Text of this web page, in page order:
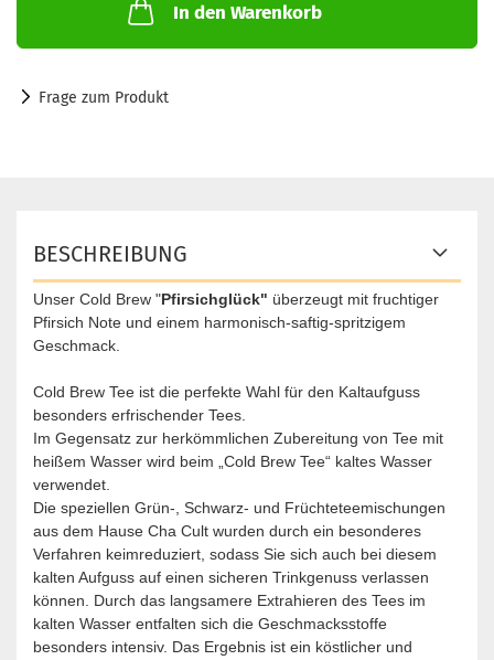
In den Warenkorb
Frage zum Produkt
BESCHREIBUNG
Unser Cold Brew "Pfirsichglück" überzeugt mit fruchtiger
Pfirsich Note und einem harmonisch-saftig-spritzigem
Geschmack.
Cold Brew Tee ist die perfekte Wahl für den Kaltaufguss
besonders erfrischender Tees.
Im Gegensatz zur herkömmlichen Zubereitung von Tee mit
heißem Wasser wird beim „Cold Brew Tee“ kaltes Wasser
verwendet.
Die speziellen Grün-, Schwarz- und Früchteteemischungen
aus dem Hause Cha Cult wurden durch ein besonderes
Verfahren keimreduziert, sodass Sie sich auch bei diesem
kalten Aufguss auf einen sicheren Trinkgenuss verlassen
können. Durch das langsamere Extrahieren des Tees im
kalten Wasser entfalten sich die Geschmacksstoffe
besonders intensiv. Das Ergebnis ist ein köstlicher und